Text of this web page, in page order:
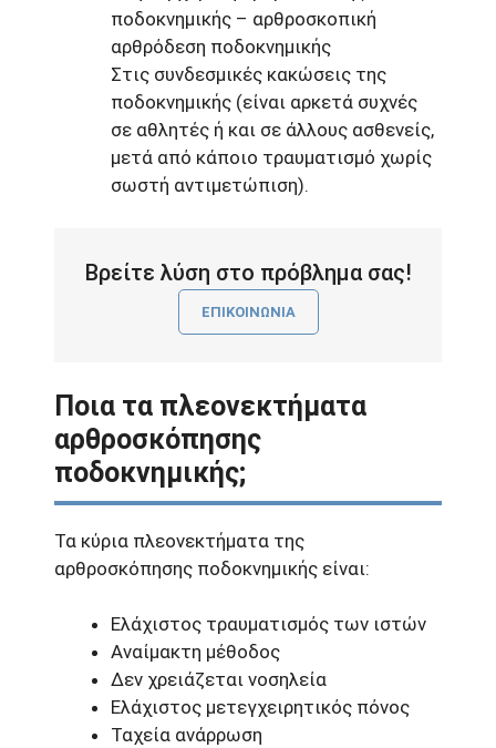
ποδοκνημικής – αρθροσκοπική
αρθρόδεση ποδοκνημικής
Στις συνδεσμικές κακώσεις της
ποδοκνημικής (είναι αρκετά συχνές
σε αθλητές ή και σε άλλους ασθενείς,
μετά από κάποιο τραυματισμό χωρίς
σωστή αντιμετώπιση).
Βρείτε λύση στο πρόβλημα σας!
ΕΠΙΚΟΙΝΩΝΙΑ
Ποια τα πλεονεκτήματα
αρθροσκόπησης
ποδοκνημικής;
Τα κύρια πλεονεκτήματα της
αρθροσκόπησης ποδοκνημικής είναι:
Ελάχιστος τραυματισμός των ιστών
Αναίμακτη μέθοδος
Δεν χρειάζεται νοσηλεία
Ελάχιστος μετεγχειρητικός πόνος
Ταχεία ανάρρωση